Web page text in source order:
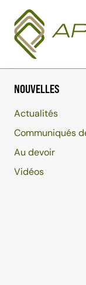
Aller
contenu
NOUVELLES
Actualités
Communiqués
Au devoir
Vidéos